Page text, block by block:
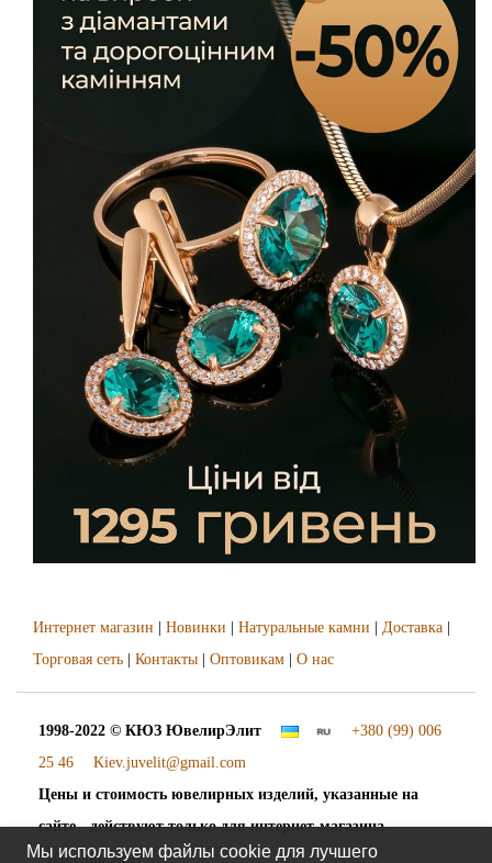
Интернет магазин Новинки Натуральные камни Доставка
Торговая сеть
Контакты Оптовикам О нас
1998-2022 © КЮЗ ЮвелирЭлит
+380 (99) 006
25 46
Kiev.juvelit@gmail.com
Цены и стоимость ювелирных изделий, указанные на
сайте - действуют только для интернет-магазина
"ЮвелирЭлит".
Мы используем файлы cookie для лучшего